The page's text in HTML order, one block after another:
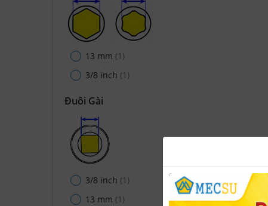
13 mm (1)
3/8 inch (1)
Đuôi Gài
3/8 inch (1)
13 mm (1)